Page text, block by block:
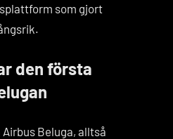
som gjort
den första
Beluga, alltså